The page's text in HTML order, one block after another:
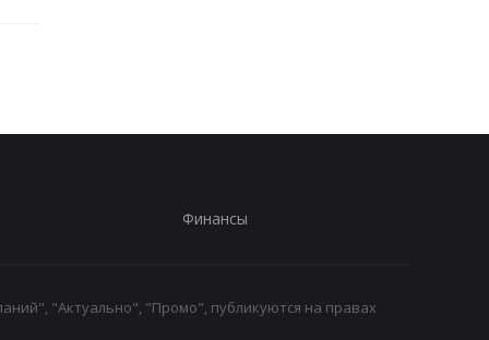
Финансы
"Актуально", "Промо", публикуются на правах